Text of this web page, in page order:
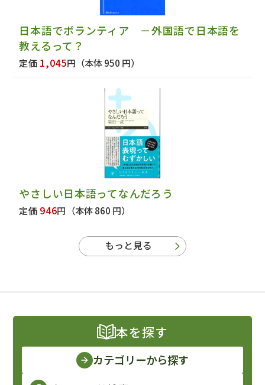
日本語でボランティア －外国語で日本語を
教えるって？
定価 1,045円 （本体 950 円）
やさしい日本語ってなんだろう
定価 946円 （本体 860 円）
もっと見る
本を探す
カテゴリーから探す